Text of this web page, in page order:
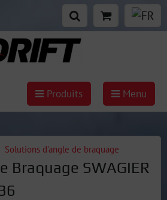
Produits Menu
Solutions d'angle de braquage
Braquage SWAGIER